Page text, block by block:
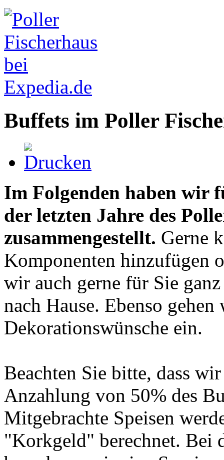
Buffets im Poller
Im Folgenden haben wir
der letzten Jahre des
zusammengestellt. Gerne
Komponenten hinzufügen
wir auch gerne für Sie
nach Hause. Ebenso
Dekorationswünsche ein.
Beachten Sie bitte, dass
Anzahlung von 50% des
Mitgebrachte Speisen
"Korkgeld" berechnet. Bei